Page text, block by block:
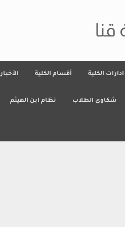
قنا
ادارات الكلية أقسام الكلية الأخبار
شكاوى الطلاب نظام ابن الهيثم